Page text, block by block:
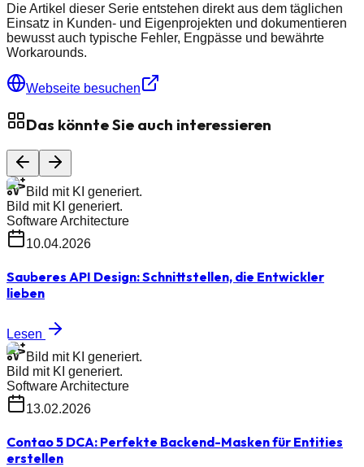
Die Artikel dieser Serie entstehen direkt aus dem täglichen
Einsatz in Kunden- und Eigenprojekten und dokumentieren
bewusst auch typische Fehler, Engpässe und bewährte
Workarounds.
Webseite besuchen
Das könnte Sie auch interessieren
Bild mit KI generiert.
Bild mit KI generiert.
Software Architecture
10.04.2026
Sauberes API Design: Schnittstellen, die Entwickler
lieben
Lesen
Bild mit KI generiert.
Bild mit KI generiert.
Software Architecture
13.02.2026
Contao 5 DCA: Perfekte Backend-Masken für Entities
erstellen